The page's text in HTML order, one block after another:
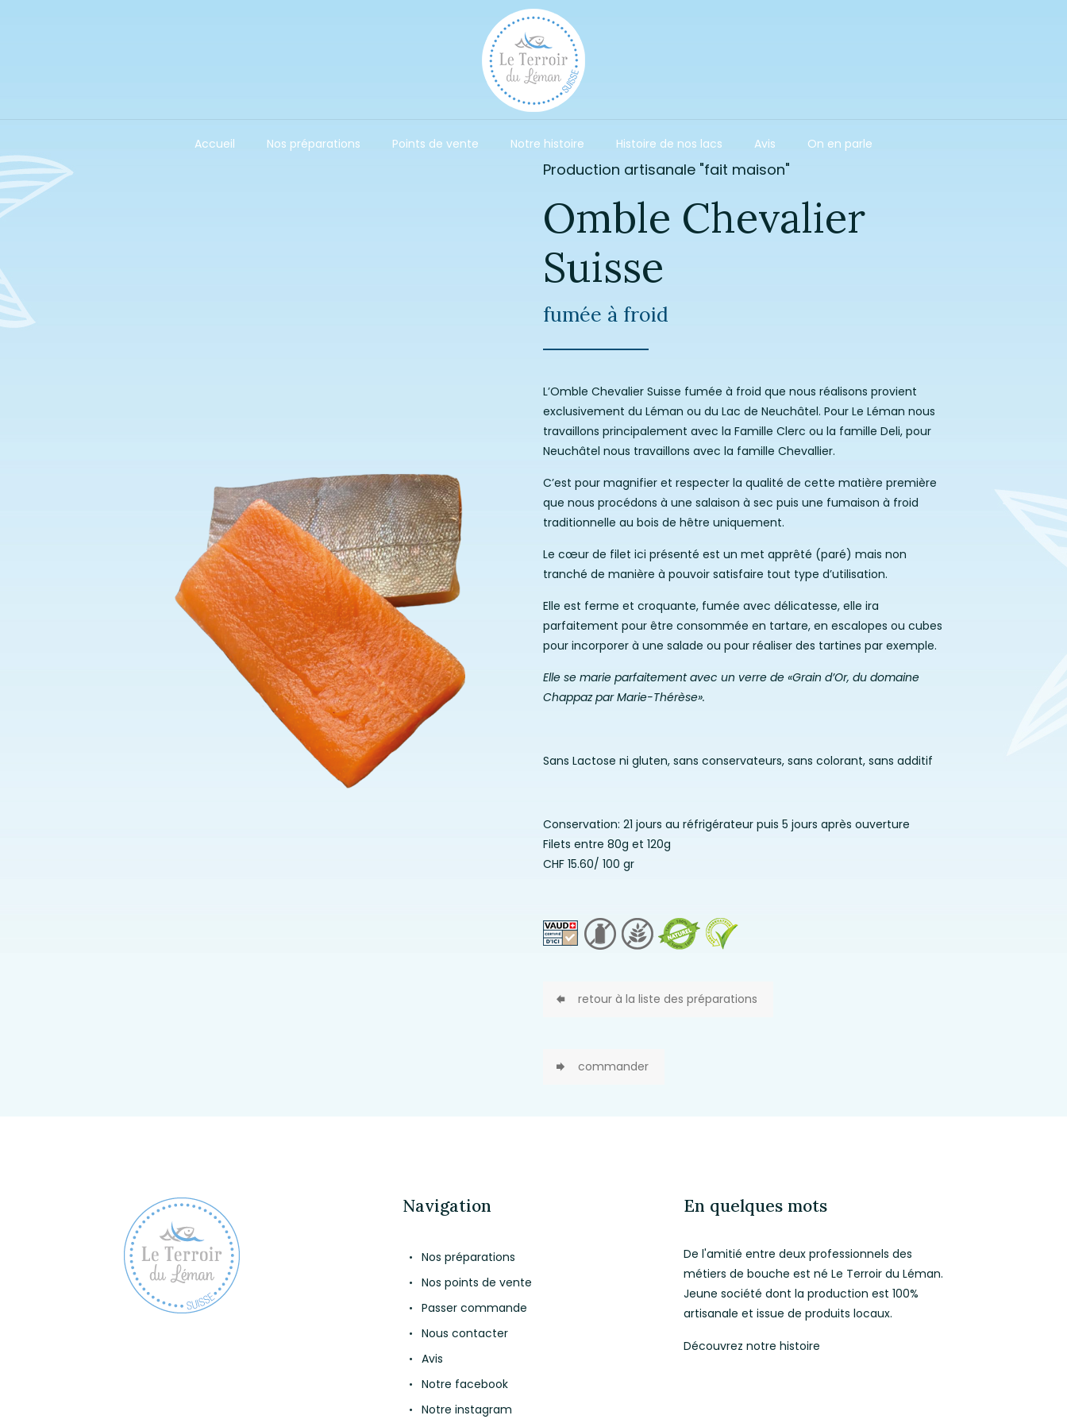
Accueil Nos préparations Points de vente Notre histoire Histoire de nos lacs Avis On en parle
Production artisanale "fait maison"
Omble Chevalier
Suisse
fumée à froid
L’Omble Chevalier Suisse fumée à froid que nous réalisons provient
exclusivement du Léman ou du Lac de Neuchâtel. Pour Le Léman nous
travaillons principalement avec la Famille Clerc ou la famille Deli, pour
Neuchâtel nous travaillons avec la famille Chevallier.
C’est pour magnifier et respecter la qualité de cette matière première
que nous procédons à une salaison à sec puis une fumaison à froid
traditionnelle au bois de hêtre uniquement.
Le cœur de filet ici présenté est un met apprêté (paré) mais non
tranché de manière à pouvoir satisfaire tout type d’utilisation.
Elle est ferme et croquante, fumée avec délicatesse, elle ira
parfaitement pour être consommée en tartare, en escalopes ou cubes
pour incorporer à une salade ou pour réaliser des tartines par exemple.
Elle se marie parfaitement avec un verre de «Grain d’Or, du domaine
Chappaz par Marie-Thérèse».
Sans Lactose ni gluten, sans conservateurs, sans colorant, sans additif
Conservation: 21 jours au réfrigérateur puis 5 jours après ouverture
Filets entre 80g et 120g
CHF 15.60/ 100 gr
retour à la liste des préparations
commander
Navigation
Nos préparations
Nos points de vente
Passer commande
Nous contacter
Avis
Notre facebook
Notre instagram
En quelques mots
De l'amitié entre deux professionnels des
métiers de bouche est né Le Terroir du Léman.
Jeune société dont la production est 100%
artisanale et issue de produits locaux.
Découvrez notre histoire